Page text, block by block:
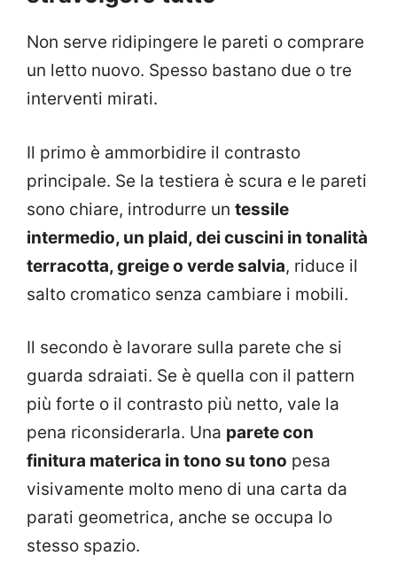
Non serve ridipingere le pareti o comprare
un letto nuovo. Spesso bastano due o tre
interventi mirati.
Il primo è ammorbidire il contrasto
principale. Se la testiera è scura e le pareti
sono chiare, introdurre un tessile
intermedio, un plaid, dei cuscini in tonalità
terracotta, greige o verde salvia, riduce il
salto cromatico senza cambiare i mobili.
Il secondo è lavorare sulla parete che si
guarda sdraiati. Se è quella con il pattern
più forte o il contrasto più netto, vale la
pena riconsiderarla. Una parete con
finitura materica in tono su tono pesa
visivamente molto meno di una carta da
parati geometrica, anche se occupa lo
stesso spazio.